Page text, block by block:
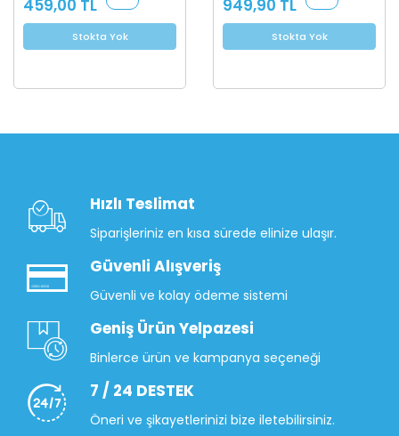
459,00 TL
Stokta Yok
949,90 TL
Stokta Yok
Hızlı Teslimat
Siparişleriniz en kısa sürede elinize ulaşır.
Güvenli Alışveriş
Güvenli ve kolay ödeme sistemi
Geniş Ürün Yelpazesi
Binlerce ürün ve kampanya seçeneği
7 / 24 DESTEK
Öneri ve şikayetlerinizi bize iletebilirsiniz.